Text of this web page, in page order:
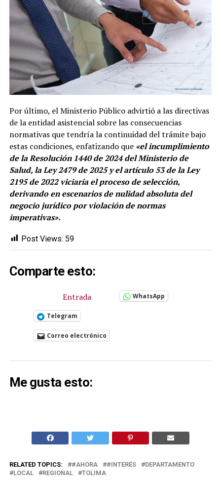
Por último, el Ministerio Público advirtió a las directivas
de la entidad asistencial sobre las consecuencias
normativas que tendría la continuidad del trámite bajo
estas condiciones, enfatizando que «el incumplimiento
de la Resolución 1440 de 2024 del Ministerio de
Salud, la Ley 2479 de 2025 y el artículo 53 de la Ley
2195 de 2022 viciaría el proceso de selección,
derivando en escenarios de nulidad absoluta del
negocio jurídico por violación de normas
imperativas».
Post Views: 59
Comparte esto:
Entrada WhatsApp
Telegram
Correo electrónico
Me gusta esto:
RELATED TOPICS: #AHORA #INTERÉS
DEPARTAMENTO
LOCAL
REGIONAL TOLIMA